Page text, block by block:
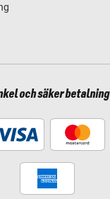
och säker betalning